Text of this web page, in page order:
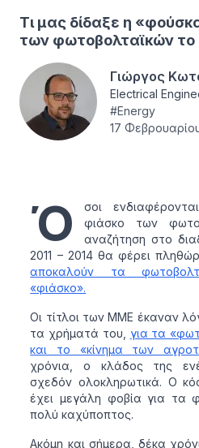
Τι μας δίδαξε η
των φωτοβολταϊκών το
Γιώργος
Electrical
#Energy
17
Ό
σοι
φιάσκο των
αναζήτηση στο
2011 – 2014 θα φέρει
αποκαλούν τα
«φιάσκο».
Οι τίτλοι των ΜΜΕ έκαναν
τα χρήματά του, για τα
και το «κίνημα των
χρόνια, ο κλάδος της
σχεδόν ολοκληρωτικά. Ο
έχει μεγάλη φοβία για τα
πολύ καχύποπτος.
Ακόμη και σήμερα, δέκα